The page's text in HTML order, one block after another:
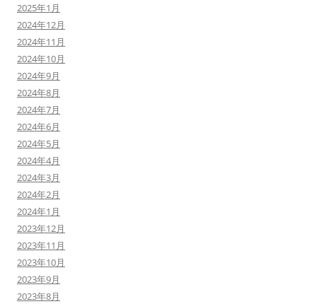
2025年1月
2024年12月
2024年11月
2024年10月
2024年9月
2024年8月
2024年7月
2024年6月
2024年5月
2024年4月
2024年3月
2024年2月
2024年1月
2023年12月
2023年11月
2023年10月
2023年9月
2023年8月